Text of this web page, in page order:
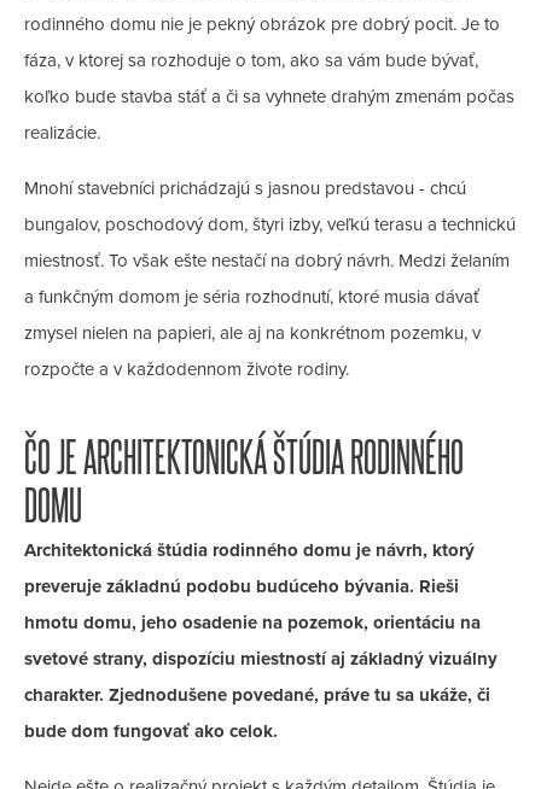
rodinného domu nie je pekný obrázok pre dobrý pocit. Je to
fáza, v ktorej sa rozhoduje o tom, ako sa vám bude bývať,
koľko bude stavba stáť a či sa vyhnete drahým zmenám počas
realizácie.
Mnohí stavebníci prichádzajú s jasnou predstavou - chcú
bungalov, poschodový dom, štyri izby, veľkú terasu a technickú
miestnosť. To však ešte nestačí na dobrý návrh. Medzi želaním
a funkčným domom je séria rozhodnutí, ktoré musia dávať
zmysel nielen na papieri, ale aj na konkrétnom pozemku, v
rozpočte a v každodennom živote rodiny.
ČO JE ARCHITEKTONICKÁ ŠTÚDIA RODINNÉHO
DOMU
Architektonická štúdia rodinného domu je návrh, ktorý
preveruje základnú podobu budúceho bývania. Rieši
hmotu domu, jeho osadenie na pozemok, orientáciu na
svetové strany, dispozíciu miestností aj základný vizuálny
charakter. Zjednodušene povedané, práve tu sa ukáže, či
bude dom fungovať ako celok.